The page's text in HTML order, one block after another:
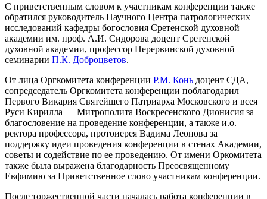
С приветственным словом к участникам конференции также
обратился руководитель Научного Центра патрологических
исследований кафедры богословия Сретенской духовной
академии им. проф. А.И. Сидорова доцент Сретенской
духовной академии, профессор Перервинской духовной
семинарии П.К. Доброцветов.
От лица Оргкомитета конференции Р.М. Конь доцент СДА,
сопредседатель Оргкомитета конференции поблагодарил
Первого Викария Святейшего Патриарха Московского и всея
Руси Кирилла — Митрополита Воскресенского Дионисия за
благословение на проведение конференции, а также и.о.
ректора профессора, протоиерея Вадима Леонова за
поддержку идеи проведения конференции в стенах Академии,
советы и содействие по ее проведению. От имени Оркомитета
также была выражена благодарность Преосвященному
Евфимию за Приветственное слово участникам конференции.
После торжественной части началась работа конференции в